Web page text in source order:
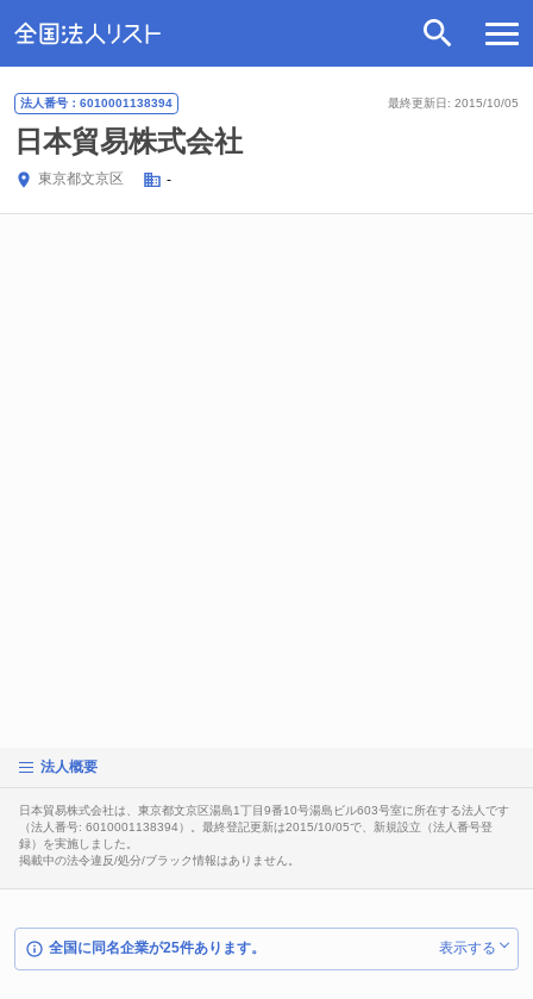
最終更新日: 2015/10/05
法人番号：6010001138394
日本貿易株式会社
東京都文京区 -
法人概要
日本貿易株式会社は、東京都文京区湯島1丁目9番10号湯島ビル603号室に所在する法人です
（法人番号: 6010001138394）。最終登記更新は2015/10/05で、新規設立（法人番号登
録）を実施しました。
掲載中の法令違反/処分/ブラック情報はありません。
全国に同名企業が25件あります。 表示する